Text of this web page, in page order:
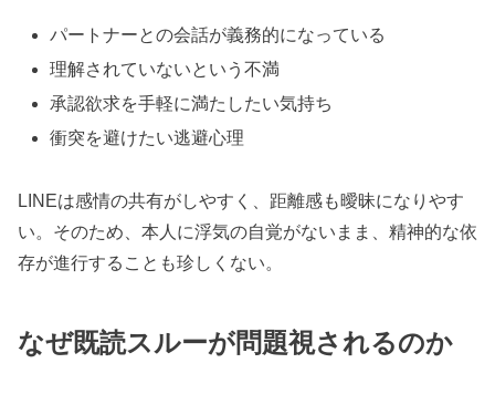
パートナーとの会話が義務的になっている
理解されていないという不満
承認欲求を手軽に満たしたい気持ち
衝突を避けたい逃避心理
LINEは感情の共有がしやすく、距離感も曖昧になりやす
い。そのため、本人に浮気の自覚がないまま、精神的な依
存が進行することも珍しくない。
なぜ既読スルーが問題視されるのか